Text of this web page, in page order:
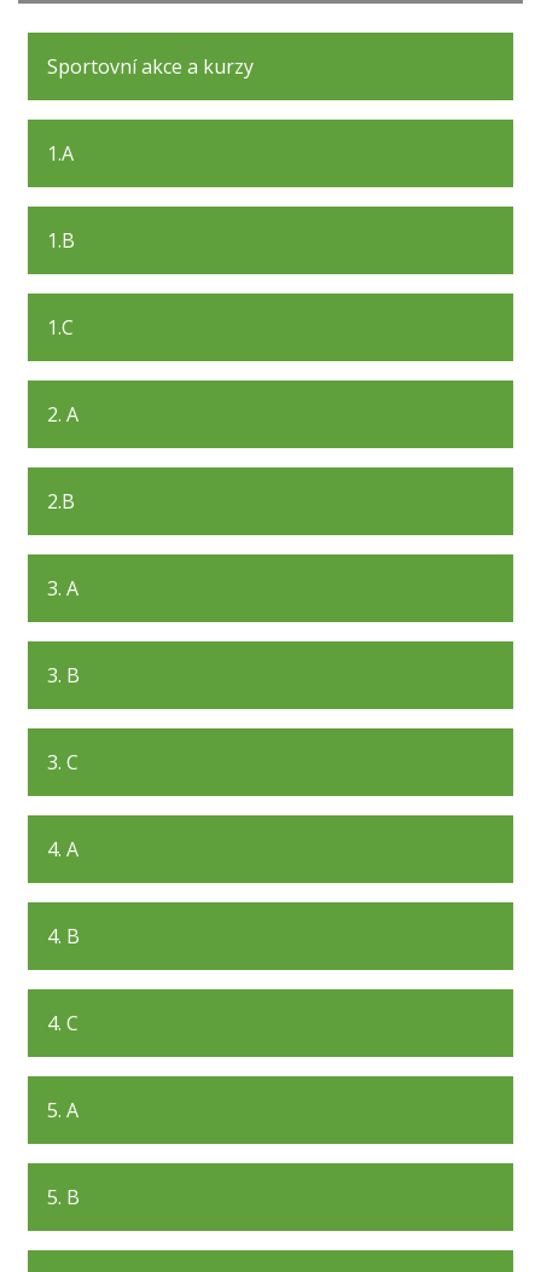
Sportovní akce a kurzy
1.A
1.B
1.C
2. A
2.B
3. A
3. B
3. C
4. A
4. B
4. C
5. A
5. B